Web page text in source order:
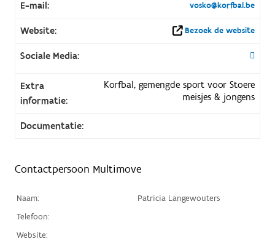
E-mail: vosko@korfbal.be
Website: Bezoek de website
Sociale Media:
Extra
informatie:
Korfbal, gemengde sport voor Stoere
meisjes & jongens
Documentatie:
Contactpersoon Multimove
Naam:
Patricia Langewouters
Telefoon:
Website: